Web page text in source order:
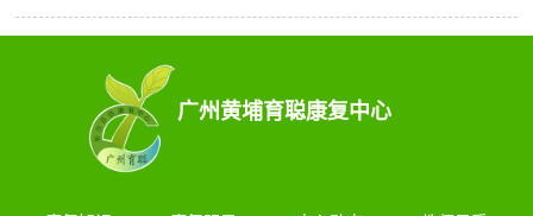
广州黄埔育聪康复中心